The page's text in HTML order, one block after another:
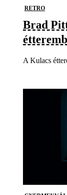
RETRO
Brad
A Kulacs